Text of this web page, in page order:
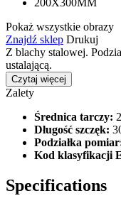
Pokaż wszystkie obrazy
Znajdź sklep Drukuj
Z blachy stalowej.
ustalającą.
Czytaj więcej
Zalety
Średnica tarczy:
Długość szczęk:
Podziałka
Kod klasyfikacji
Specifications